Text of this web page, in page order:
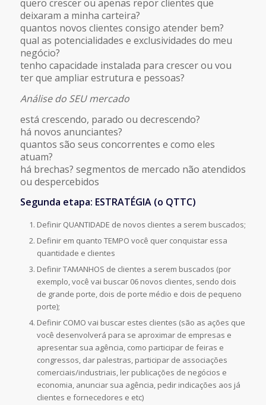
quero crescer ou apenas repor clientes que
deixaram a minha carteira?
quantos novos clientes consigo atender bem?
qual as potencialidades e exclusividades do meu
negócio?
tenho capacidade instalada para crescer ou vou
ter que ampliar estrutura e pessoas?
Análise do SEU mercado
está crescendo, parado ou decrescendo?
há novos anunciantes?
quantos são seus concorrentes e como eles
atuam?
há brechas? segmentos de mercado não atendidos
ou despercebidos
Segunda etapa: ESTRATÉGIA (o QTTC)
Definir QUANTIDADE de novos clientes a serem buscados;
Definir em quanto TEMPO você quer conquistar essa
quantidade e clientes
Definir TAMANHOS de clientes a serem buscados (por
exemplo, você vai buscar 06 novos clientes, sendo dois
de grande porte, dois de porte médio e dois de pequeno
porte);
Definir COMO vai buscar estes clientes (são as ações que
você desenvolverá para se aproximar de empresas e
apresentar sua agência, como participar de feiras e
congressos, dar palestras, participar de associações
comerciais/industriais, ler publicações de negócios e
economia, anunciar sua agência, pedir indicações aos já
clientes e fornecedores e etc)